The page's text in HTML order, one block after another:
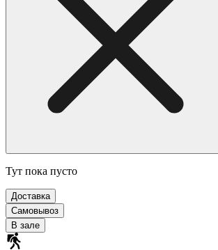
Тут пока пусто
Доставка
Самовывоз
В зале